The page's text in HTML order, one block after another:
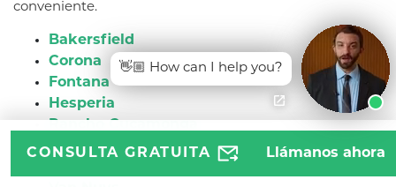
conveniente.
Bakersfield
Corona
Fontana
Hesperia
Santa Ana
CONSULTA GRATUITA Llámanos ahora
👋🏼 How can I help you?